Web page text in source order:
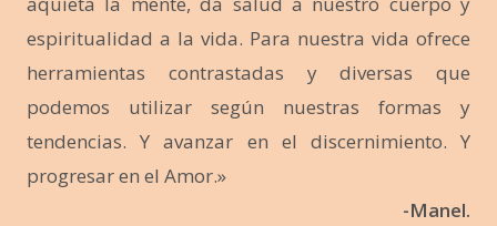
espiritualidad a la vida. Para nuestra vida ofrece
herramientas contrastadas y diversas que
podemos utilizar según nuestras formas y
tendencias. Y avanzar en el discernimiento. Y
progresar en el Amor.»
-Manel.